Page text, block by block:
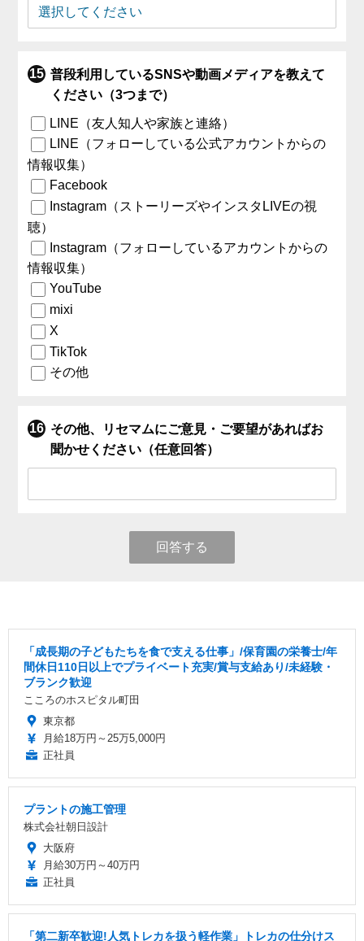
普段利用しているSNSや動画メディアを教えて
ください（3つまで）
LINE（友人知人や家族と連絡）
LINE（フォローしている公式アカウントからの
情報収集）
Facebook
Instagram（ストーリーズやインスタLIVEの視
聴）
Instagram（フォローしているアカウントからの
情報収集）
YouTube
mixi
X
TikTok
その他
その他、リセマムにご意見・ご要望があればお
聞かせください（任意回答）
回答する
「成長期の子どもたちを食で支える仕事」/保育園の栄養士/年
間休日110日以上でプライベート充実/賞与支給あり/未経験・
ブランク歓迎
こころのホスピタル町田
東京都
月給18万円～25万5,000円
正社員
プラントの施工管理
株式会社朝日設計
大阪府
月給30万円～40万円
正社員
「第二新卒歓迎!人気トレカを扱う軽作業」トレカの仕分けス